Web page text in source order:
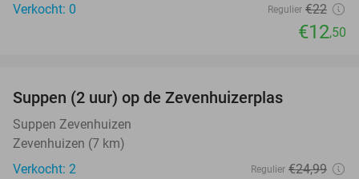
Verkocht: 0
Regulier €22
€12,50
NEW
TODAY
Suppen (2 uur) op de Zevenhuizerplas
Suppen Zevenhuizen
Zevenhuizen (7 km)
Verkocht: 2
Regulier €24,99